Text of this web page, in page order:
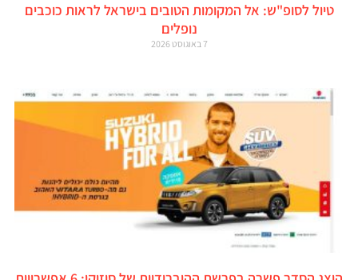
טיול לסופ"ש: אל המקומות הטובים בישראל לראות כוכבים
נופלים
7 באוגוסט 2026